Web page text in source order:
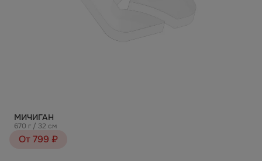
МИЧИГАН
670 г / 32 см
От 799 ₽